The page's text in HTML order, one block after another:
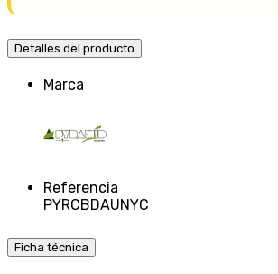
Detalles del producto
Marca
Referencia
PYRCBDAUNYC
Ficha técnica